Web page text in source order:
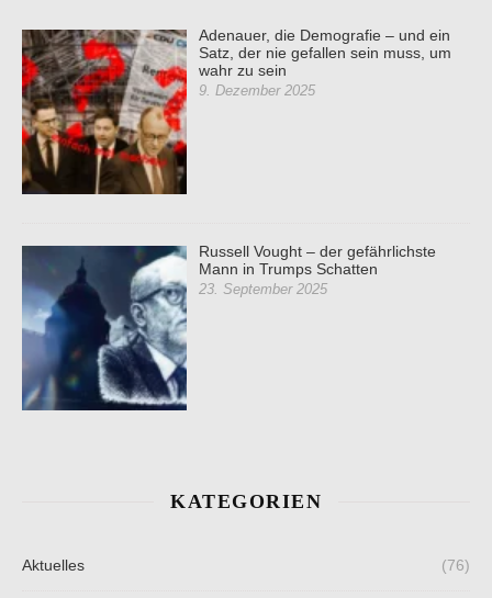
Adenauer, die Demografie – und ein
Satz, der nie gefallen sein muss, um
wahr zu sein
9. Dezember 2025
Russell Vought – der gefährlichste
Mann in Trumps Schatten
23. September 2025
KATEGORIEN
Aktuelles (76)